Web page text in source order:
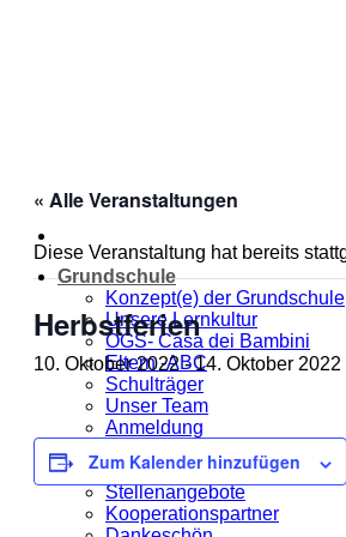
Grundschule
Konzept(e) der Grundschule
Unsere Lernkultur
OGS- Casa dei Bambini
Eltern -ABC
Schulträger
Unser Team
Anmeldung
Unsere MOmeNTE
Stellenangebote
Kooperationspartner
« Alle Veranstaltungen
Diese Veranstaltung hat bereits
Herbstferien
10. Oktober 2022-14. Oktober 2022
Zum Kalender hinzufügen